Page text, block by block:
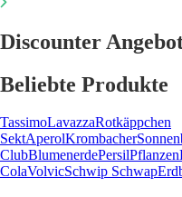
Discounter
Beliebte Produkte
TassimoLavazzaRotkäppchen
SektAperolKrombacher
ClubBlumenerdePersilPflanzen
ColaVolvicSchwip Schwap